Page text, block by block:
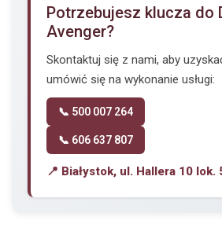
Potrzebujesz klucza do
Avenger?
Skontaktuj się z nami, aby
umówić się na wykonanie usługi:
📞 500 007 264
📞 606 637 807
📍 Białystok, ul. Hallera 10 lok.